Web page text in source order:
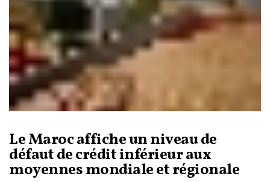
Le Maroc affiche un niveau de
défaut de crédit inférieur aux
moyennes mondiale et régionale